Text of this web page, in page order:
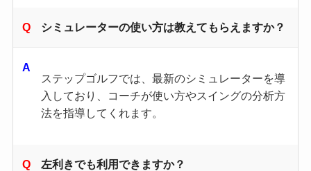
シミュレーターの使い方は教えてもらえますか？
ステップゴルフでは、最新のシミュレーターを導
入しており、コーチが使い方やスイングの分析方
法を指導してくれます。
左利きでも利用できますか？